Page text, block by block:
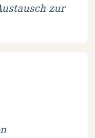
zur